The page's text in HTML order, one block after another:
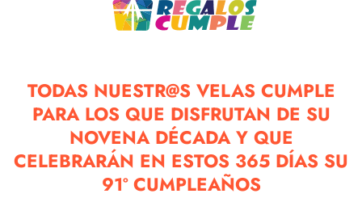
TODAS NUESTR@S VELAS CUMPLE
PARA LOS QUE DISFRUTAN DE SU
NOVENA DÉCADA Y QUE
CELEBRARÁN EN ESTOS 365 DÍAS SU
91º CUMPLEAÑOS